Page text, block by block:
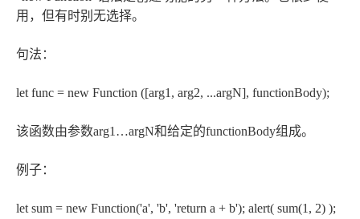
用，但有时别无选择。
句法：
let func = new Function ([arg1, arg2, ...argN], functionBody);
该函数由参数arg1…argN和给定的functionBody组成。
例子：
let sum = new Function('a', 'b', 'return a + b'); alert( sum(1, 2) );